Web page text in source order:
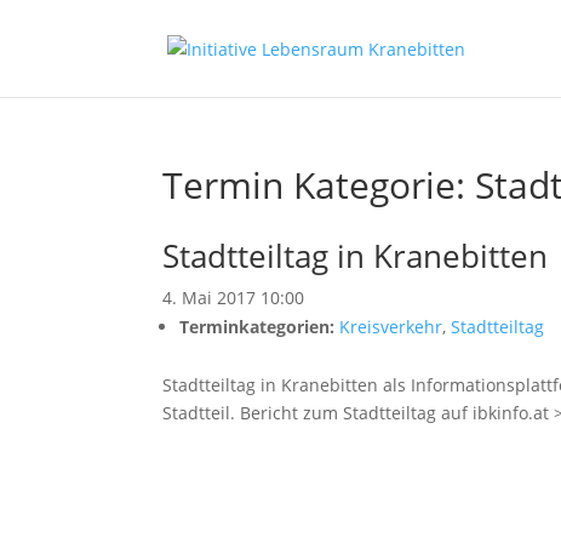
Termin Kategorie:
Stadtteiltag in Kranebitten
4. Mai 2017 10:00
Terminkategorien: Kreisverkehr,Stadtteiltag
Stadtteiltag in Kranebitten als
Stadtteil. Bericht zum Stadtteiltag auf ibkinfo.at >